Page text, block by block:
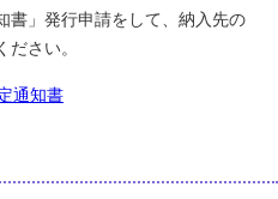
書」発行申請をして、納入先の
さい。
通知書